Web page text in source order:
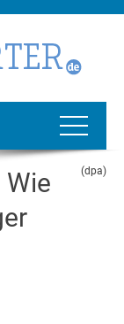
(dpa)